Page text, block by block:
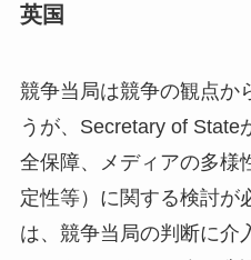
英国
競争当局は競争の観点か
うが、Secretary of State
全保障、メディアの多様
定性等）に関する検討が
は、競争当局の判断に介